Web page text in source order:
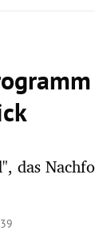
das